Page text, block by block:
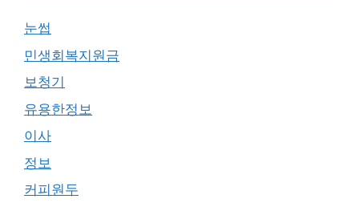
눈썹
민생회복지원금
보청기
유용한정보
이사
정보
커피원두